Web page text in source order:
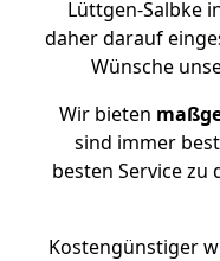
Lüttgen-Salbke
daher darauf
Wünsche
Wir bieten
sind immer
besten Service zu
Kostengünstiger